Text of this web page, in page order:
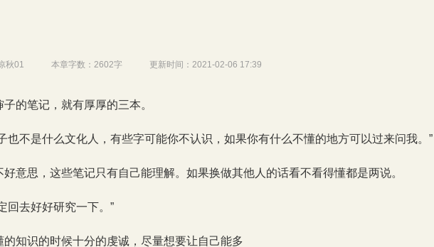
秋01 本章字数： 2602字 更新时间： 2021-02-06 17:39
的笔记，就有厚厚的三本。
也不是什么文化人，有些字可能你不认识，如果你有什么不懂的地方可以过来问我。”
意思，这些笔记只有自己能理解。如果换做其他人的话看不看得懂都是两说。
回去好好研究一下。”
知识的时候十分的虔诚，尽量想要让自己能多